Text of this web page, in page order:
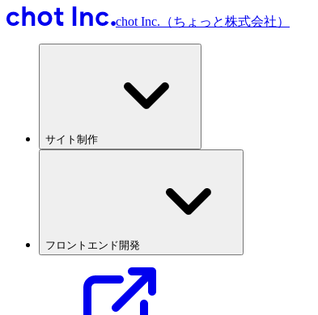
chot Inc.（ちょっと株式会社）
サイト制作
フロントエンド開発